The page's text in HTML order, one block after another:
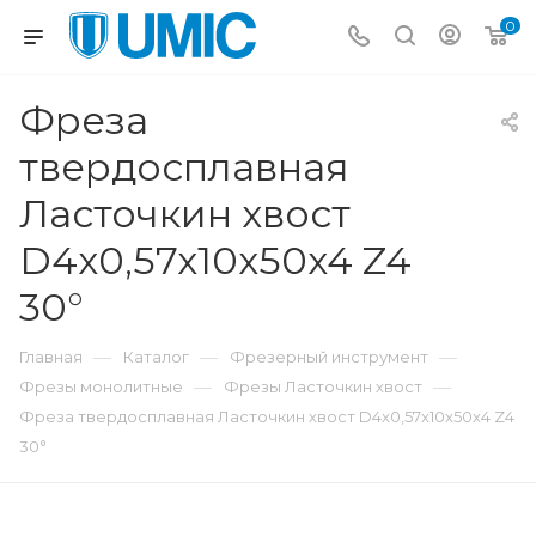
0
Фреза
твердосплавная
Ласточкин хвост
D4x0,57x10x50x4 Z4
30°
Главная — Каталог — Фрезерный инструмент —
Фрезы монолитные — Фрезы Ласточкин хвост —
Фреза твердосплавная Ласточкин хвост D4x0,57x10x50x4 Z4
30°